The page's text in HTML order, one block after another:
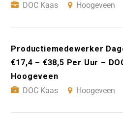
DOC Kaas
Hoogeveen
Productiemedewerker
€17,4 – €38,5 Per Uur –
Hoogeveen
DOC Kaas
Hoogeveen